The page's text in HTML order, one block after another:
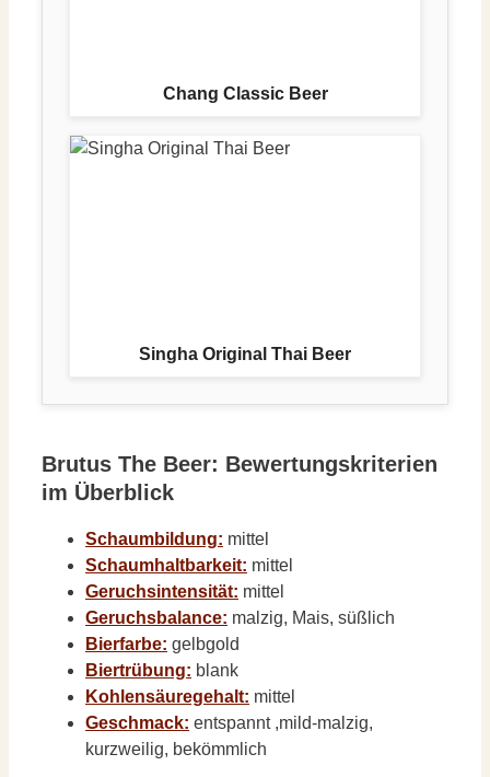
Chang Classic Beer
Singha Original Thai Beer
Brutus The Beer: Bewertungskriterien
im Überblick
Schaumbildung: mittel
Schaumhaltbarkeit: mittel
Geruchsintensität: mittel
Geruchsbalance: malzig, Mais, süßlich
Bierfarbe: gelbgold
Biertrübung: blank
Kohlensäuregehalt: mittel
Geschmack: entspannt ,mild-malzig,
kurzweilig, bekömmlich